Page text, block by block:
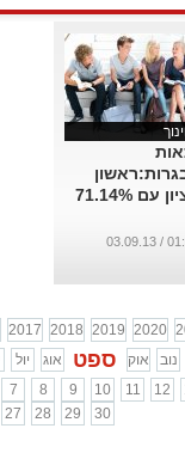
עם 71.14%
01:53 /
2017 2018 2019 2020
יול אוג ספט אוק נוב
7 8 9 10 11 12
27 28 29 30